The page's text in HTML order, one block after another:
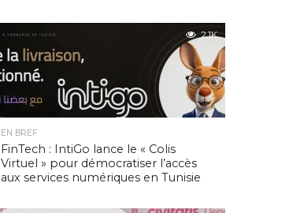
2.1K
EN BREF
FinTech : IntiGo lance le « Colis
Virtuel » pour démocratiser l’accès
aux services numériques en Tunisie